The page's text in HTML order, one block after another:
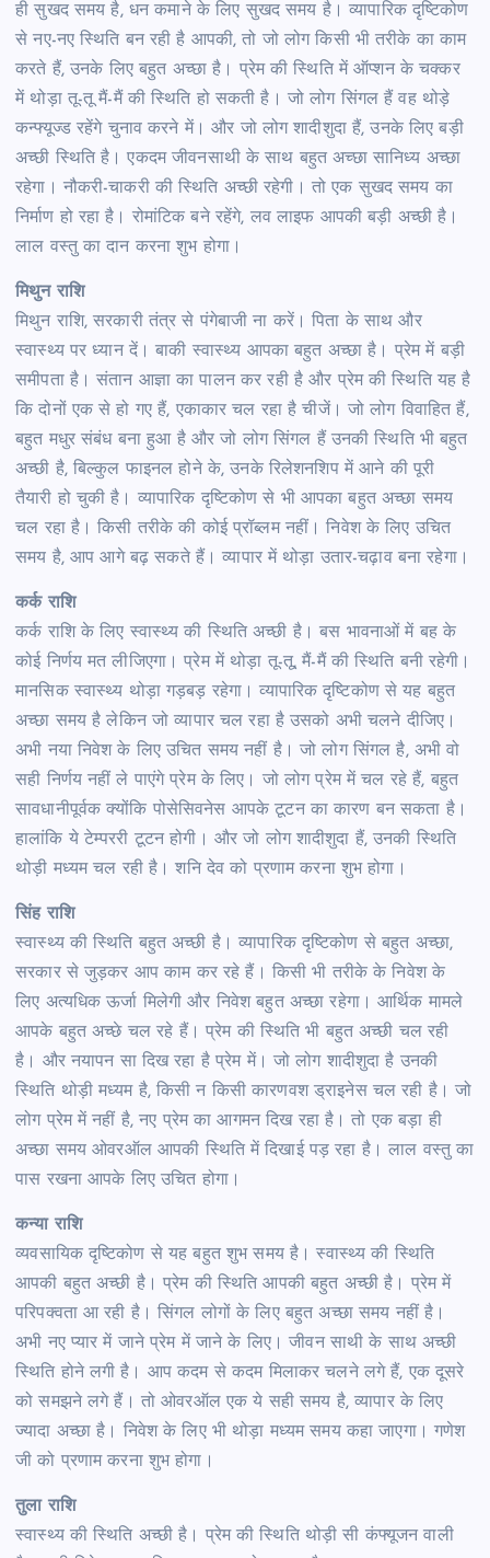
ही सुखद समय है, धन कमाने के लिए सुखद समय है। व्यापारिक दृष्टिकोण
से नए-नए स्थिति बन रही है आपकी, तो जो लोग किसी भी तरीके का काम
करते हैं, उनके लिए बहुत अच्छा है। प्रेम की स्थिति में ऑप्शन के चक्कर
में थोड़ा तू-तू मैं-मैं की स्थिति हो सकती है। जो लोग सिंगल हैं वह थोड़े
कन्फ्यूज्ड रहेंगे चुनाव करने में। और जो लोग शादीशुदा हैं, उनके लिए बड़ी
अच्छी स्थिति है। एकदम जीवनसाथी के साथ बहुत अच्छा सानिध्य अच्छा
रहेगा। नौकरी-चाकरी की स्थिति अच्छी रहेगी। तो एक सुखद समय का
निर्माण हो रहा है। रोमांटिक बने रहेंगे, लव लाइफ आपकी बड़ी अच्छी है।
लाल वस्तु का दान करना शुभ होगा।
मिथुन राशि
मिथुन राशि, सरकारी तंत्र से पंगेबाजी ना करें। पिता के साथ और
स्वास्थ्य पर ध्यान दें। बाकी स्वास्थ्य आपका बहुत अच्छा है। प्रेम में बड़ी
समीपता है। संतान आज्ञा का पालन कर रही है और प्रेम की स्थिति यह है
कि दोनों एक से हो गए हैं, एकाकार चल रहा है चीजें। जो लोग विवाहित हैं,
बहुत मधुर संबंध बना हुआ है और जो लोग सिंगल हैं उनकी स्थिति भी बहुत
अच्छी है, बिल्कुल फाइनल होने के, उनके रिलेशनशिप में आने की पूरी
तैयारी हो चुकी है। व्यापारिक दृष्टिकोण से भी आपका बहुत अच्छा समय
चल रहा है। किसी तरीके की कोई प्रॉब्लम नहीं। निवेश के लिए उचित
समय है, आप आगे बढ़ सकते हैं। व्यापार में थोड़ा उतार-चढ़ाव बना रहेगा।
कर्क राशि
कर्क राशि के लिए स्वास्थ्य की स्थिति अच्छी है। बस भावनाओं में बह के
कोई निर्णय मत लीजिएगा। प्रेम में थोड़ा तू-तू, मैं-मैं की स्थिति बनी रहेगी।
मानसिक स्वास्थ्य थोड़ा गड़बड़ रहेगा। व्यापारिक दृष्टिकोण से यह बहुत
अच्छा समय है लेकिन जो व्यापार चल रहा है उसको अभी चलने दीजिए।
अभी नया निवेश के लिए उचित समय नहीं है। जो लोग सिंगल है, अभी वो
सही निर्णय नहीं ले पाएंगे प्रेम के लिए। जो लोग प्रेम में चल रहे हैं, बहुत
सावधानीपूर्वक क्योंकि पोसेसिवनेस आपके टूटन का कारण बन सकता है।
हालांकि ये टेम्पररी टूटन होगी। और जो लोग शादीशुदा हैं, उनकी स्थिति
थोड़ी मध्यम चल रही है। शनि देव को प्रणाम करना शुभ होगा।
सिंह राशि
स्वास्थ्य की स्थिति बहुत अच्छी है। व्यापारिक दृष्टिकोण से बहुत अच्छा,
सरकार से जुड़कर आप काम कर रहे हैं। किसी भी तरीके के निवेश के
लिए अत्यधिक ऊर्जा मिलेगी और निवेश बहुत अच्छा रहेगा। आर्थिक मामले
आपके बहुत अच्छे चल रहे हैं। प्रेम की स्थिति भी बहुत अच्छी चल रही
है। और नयापन सा दिख रहा है प्रेम में। जो लोग शादीशुदा है उनकी
स्थिति थोड़ी मध्यम है, किसी न किसी कारणवश ड्राइनेस चल रही है। जो
लोग प्रेम में नहीं है, नए प्रेम का आगमन दिख रहा है। तो एक बड़ा ही
अच्छा समय ओवरऑल आपकी स्थिति में दिखाई पड़ रहा है। लाल वस्तु का
पास रखना आपके लिए उचित होगा।
कन्या राशि
व्यवसायिक दृष्टिकोण से यह बहुत शुभ समय है। स्वास्थ्य की स्थिति
आपकी बहुत अच्छी है। प्रेम की स्थिति आपकी बहुत अच्छी है। प्रेम में
परिपक्वता आ रही है। सिंगल लोगों के लिए बहुत अच्छा समय नहीं है।
अभी नए प्यार में जाने प्रेम में जाने के लिए। जीवन साथी के साथ अच्छी
स्थिति होने लगी है। आप कदम से कदम मिलाकर चलने लगे हैं, एक दूसरे
को समझने लगे हैं। तो ओवरऑल एक ये सही समय है, व्यापार के लिए
ज्यादा अच्छा है। निवेश के लिए भी थोड़ा मध्यम समय कहा जाएगा। गणेश
जी को प्रणाम करना शुभ होगा।
तुला राशि
स्वास्थ्य की स्थिति अच्छी है। प्रेम की स्थिति थोड़ी सी कंफ्यूजन वाली